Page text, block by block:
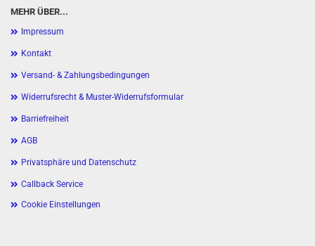
MEHR ÜBER...
Impressum
Kontakt
Versand- & Zahlungsbedingungen
Widerrufsrecht & Muster-Widerrufsformular
Barriefreiheit
AGB
Privatsphäre und Datenschutz
Callback Service
Cookie Einstellungen